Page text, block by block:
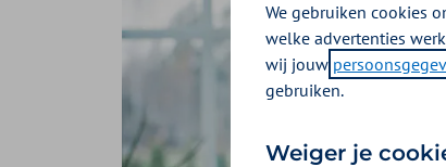
We gebruiken cookies
welke advertenties
wij jouw
gebruiken.
Weiger je